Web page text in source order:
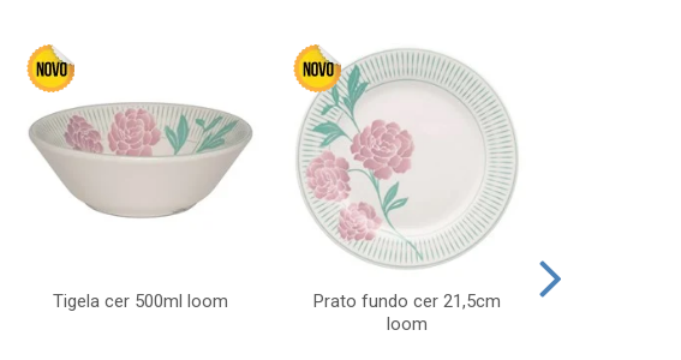
Tigela cer 500ml loom
Prato fundo cer 21,5cm
loom